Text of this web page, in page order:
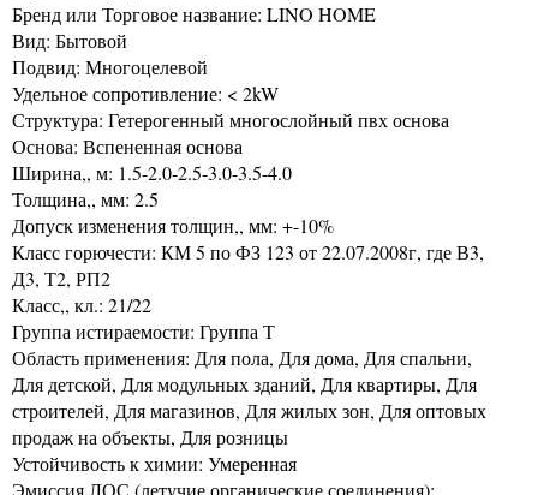
Бренд или Торговое название: LINO HOME
Вид: Бытовой
Подвид: Многоцелевой
Удельное сопротивление: < 2kW
Структура: Гетерогенный многослойный пвх основа
Основа: Вспененная основа
Ширина,, м: 1.5-2.0-2.5-3.0-3.5-4.0
Толщина,, мм: 2.5
Допуск изменения толщин,, мм: +-10%
Класс горючести: КМ 5 по ФЗ 123 от 22.07.2008г, где В3,
Д3, Т2, РП2
Класс,, кл.: 21/22
Группа истираемости: Группа Т
Область применения: Для пола, Для дома, Для спальни,
Для детской, Для модульных зданий, Для квартиры, Для
строителей, Для магазинов, Для жилых зон, Для оптовых
продаж на объекты, Для розницы
Устойчивость к химии: Умеренная
Эмиссия ЛОС (летучие органические соединения):